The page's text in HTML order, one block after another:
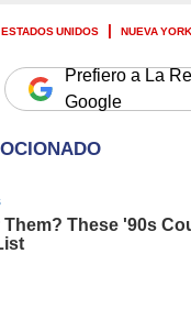
ESTADOS UNIDOS NUEVA YORK
Prefiero a La
Google